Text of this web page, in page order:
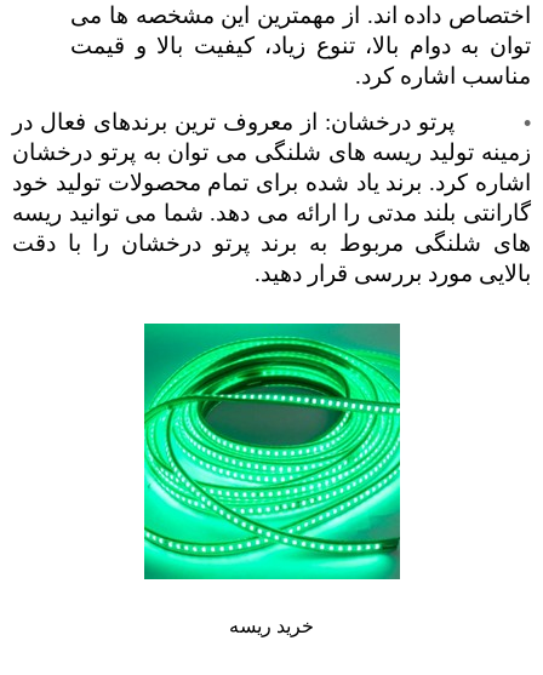
اختصاص داده اند. از مهمترین این مشخصه ها می
توان به دوام بالا، تنوع زیاد، کیفیت بالا و قیمت
مناسب اشاره کرد.
پرتو درخشان: از معروف ترین برندهای فعال در
زمینه تولید ریسه های شلنگی می توان به پرتو درخشان
اشاره کرد. برند یاد شده برای تمام محصولات تولید خود
گارانتی بلند مدتی را ارائه می دهد. شما می توانید ریسه
های شلنگی مربوط به برند پرتو درخشان را با دقت
بالایی مورد بررسی قرار دهید.
خرید ریسه